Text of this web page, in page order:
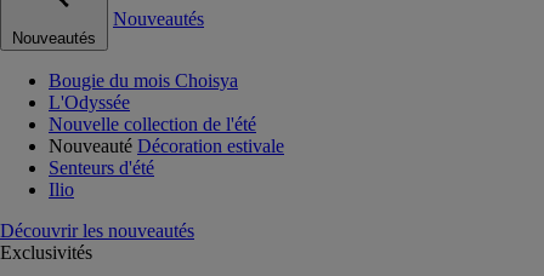
Nouveautés
Nouveautés
Bougie du mois Choisya
L'Odyssée
Nouvelle collection de l'été
Nouveauté Décoration estivale
Senteurs d'été
Ilio
Découvrir les nouveautés
Exclusivités